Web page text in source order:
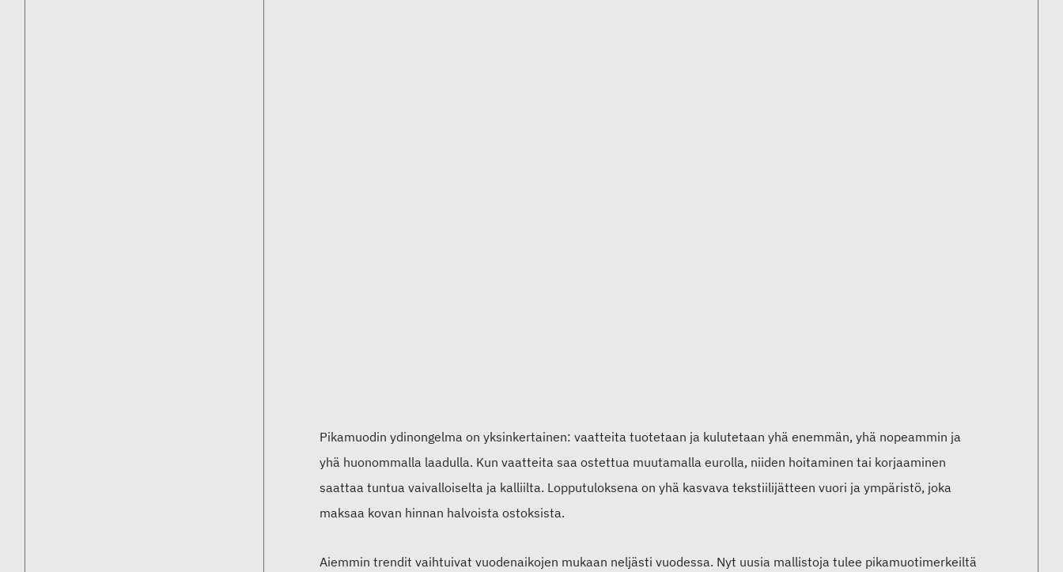
Pikamuodin ydinongelma on yksinkertainen: vaatteita tuotetaan ja kulutetaan yhä enemmän, yhä nopeammin ja
yhä huonommalla laadulla. Kun vaatteita saa ostettua muutamalla eurolla, niiden hoitaminen tai korjaaminen
saattaa tuntua vaivalloiselta ja kalliilta. Lopputuloksena on yhä kasvava tekstiilijätteen vuori ja ympäristö, joka
maksaa kovan hinnan halvoista ostoksista.
Aiemmin trendit vaihtuivat vuodenaikojen mukaan neljästi vuodessa. Nyt uusia mallistoja tulee pikamuotimerkeiltä